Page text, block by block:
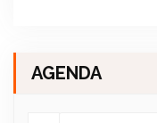
AGENDA